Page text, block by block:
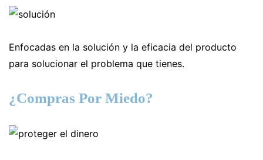
Enfocadas en la solución y la eficacia del producto
para solucionar el problema que tienes.
¿Compras Por Miedo?